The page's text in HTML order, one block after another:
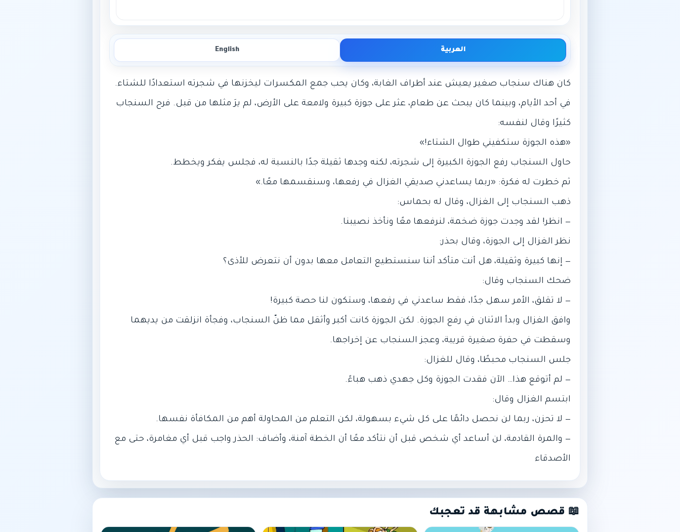
العربية English
‎في أحد الأيام، وبينما كان يبحث عن طعام، عثر على جوزة كبيرة ولامعة على الأرض، لم يرَ مثلها من قبل. فرح السنجاب
‎وافق الغزال وبدأ الاثنان في رفع الجوزة. لكن الجوزة كانت أكبر وأثقل مما ظنّ السنجاب، وفجأة انزلقت من يديهما
‎— والمرة القادمة، لن أساعد أي شخص قبل أن نتأكد معًا أن الخطة آمنة، وأضاف: الحذر واجب قبل أي مغامرة، حتى مع
الأصدقاء
📖 قصص مشابهة قد تعجبك